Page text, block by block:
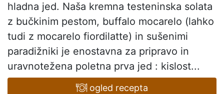
hladna jed. Naša kremna testeninska solata
z bučkinim pestom, buffalo mocarelo (lahko
tudi z mocarelo fiordilatte) in sušenimi
paradižniki je enostavna za pripravo in
uravnotežena poletna prva jed : kislost...
ogled recepta